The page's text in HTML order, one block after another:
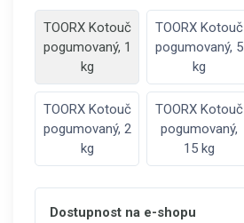
TOORX Kotouč
pogumovaný, 1
kg
TOORX Kotouč
pogumovaný, 5
kg
TOORX Kotouč
pogumovaný, 2
kg
TOORX Kotouč
pogumovaný,
15 kg
Dostupnost na e-shopu